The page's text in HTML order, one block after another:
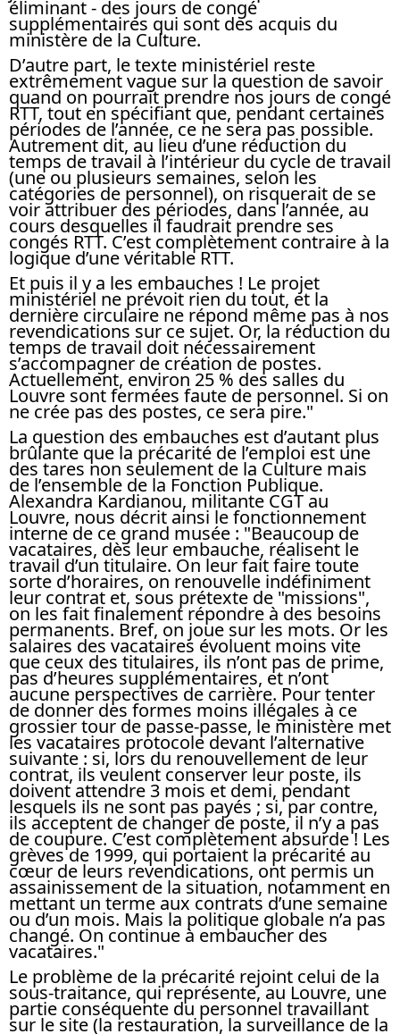
éliminant - des jours de congé
supplémentaires qui sont des acquis du
ministère de la Culture.
D’autre part, le texte ministériel reste
extrêmement vague sur la question de savoir
quand on pourrait prendre nos jours de congé
RTT, tout en spécifiant que, pendant certaines
périodes de l’année, ce ne sera pas possible.
Autrement dit, au lieu d’une réduction du
temps de travail à l’intérieur du cycle de travail
(une ou plusieurs semaines, selon les
catégories de personnel), on risquerait de se
voir attribuer des périodes, dans l’année, au
cours desquelles il faudrait prendre ses
congés RTT. C’est complètement contraire à la
logique d’une véritable RTT.
Et puis il y a les embauches ! Le projet
ministériel ne prévoit rien du tout, et la
dernière circulaire ne répond même pas à nos
revendications sur ce sujet. Or, la réduction du
temps de travail doit nécessairement
s’accompagner de création de postes.
Actuellement, environ 25 % des salles du
Louvre sont fermées faute de personnel. Si on
ne crée pas des postes, ce sera pire."
La question des embauches est d’autant plus
brûlante que la précarité de l’emploi est une
des tares non seulement de la Culture mais
de l’ensemble de la Fonction Publique.
Alexandra Kardianou, militante CGT au
Louvre, nous décrit ainsi le fonctionnement
interne de ce grand musée : "Beaucoup de
vacataires, dès leur embauche, réalisent le
travail d’un titulaire. On leur fait faire toute
sorte d’horaires, on renouvelle indéfiniment
leur contrat et, sous prétexte de "missions",
on les fait finalement répondre à des besoins
permanents. Bref, on joue sur les mots. Or les
salaires des vacataires évoluent moins vite
que ceux des titulaires, ils n’ont pas de prime,
pas d’heures supplémentaires, et n’ont
aucune perspectives de carrière. Pour tenter
de donner des formes moins illégales à ce
grossier tour de passe-passe, le ministère met
les vacataires protocole devant l’alternative
suivante : si, lors du renouvellement de leur
contrat, ils veulent conserver leur poste, ils
doivent attendre 3 mois et demi, pendant
lesquels ils ne sont pas payés ; si, par contre,
ils acceptent de changer de poste, il n’y a pas
de coupure. C’est complètement absurde ! Les
grèves de 1999, qui portaient la précarité au
cœur de leurs revendications, ont permis un
assainissement de la situation, notamment en
mettant un terme aux contrats d’une semaine
ou d’un mois. Mais la politique globale n’a pas
changé. On continue à embaucher des
vacataires."
Le problème de la précarité rejoint celui de la
sous-traitance, qui représente, au Louvre, une
partie conséquente du personnel travaillant
sur le site (la restauration, la surveillance de la